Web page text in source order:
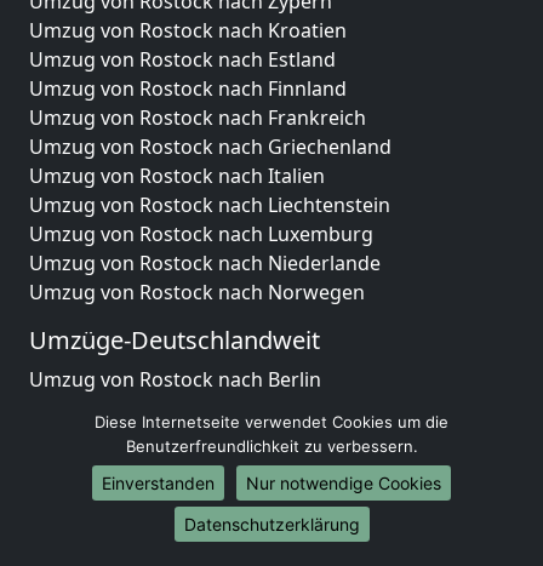
Umzug von Rostock nach Kroatien
Umzug von Rostock nach Estland
Umzug von Rostock nach Finnland
Umzug von Rostock nach Frankreich
Umzug von Rostock nach Griechenland
Umzug von Rostock nach Italien
Umzug von Rostock nach Liechtenstein
Umzug von Rostock nach Luxemburg
Umzug von Rostock nach Niederlande
Umzug von Rostock nach Norwegen
Umzüge-Deutschlandweit
Umzug von Rostock nach Berlin
Umzug von Rostock nach München
Umzug von Rostock nach Köln
Umzug von Rostock nach Frankfurt am Main
Umzug von Rostock nach Stuttgart
Diese Internetseite verwendet Cookies um die
Benutzerfreundlichkeit zu verbessern.
Einverstanden
Nur notwendige Cookies
Datenschutzerklärung